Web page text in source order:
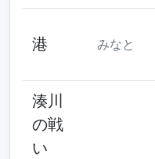
港 みなと
湊川
の戦
い